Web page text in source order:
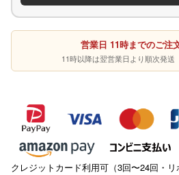
営業日 11時までのご注
11時以降は翌営業日より順次発送
クレジットカード利用可（3回〜24回・リ